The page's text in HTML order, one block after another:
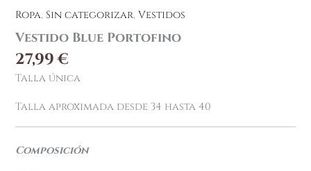
Ropa,Sin categorizar,Vestidos
Vestido Blue Portofino
27,99€
Talla única
Talla aproximada desde 34 hasta 40
Composición